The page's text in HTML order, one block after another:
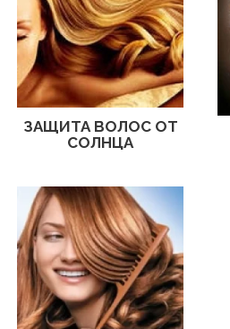
ЗАЩИТА ВОЛОС ОТ
СОЛНЦА